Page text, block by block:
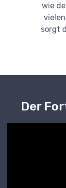
wie
sorgt
Der